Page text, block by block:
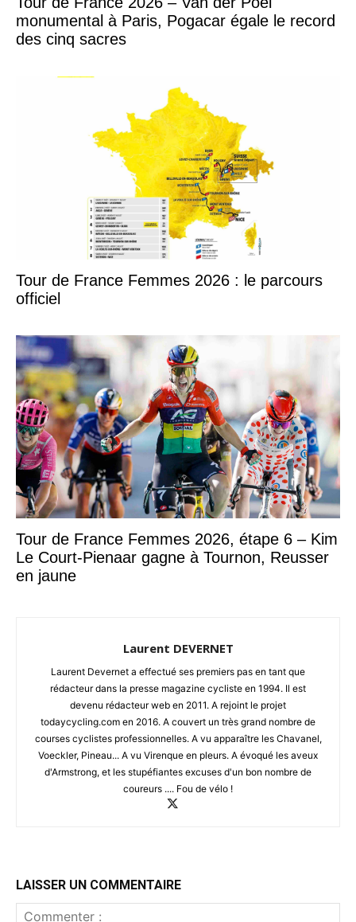
monumental à Paris, Pogacar égale le record
des cinq sacres
Tour de France Femmes 2026 : le parcours
officiel
Tour de France Femmes 2026, étape 6 – Kim
Le Court-Pienaar gagne à Tournon, Reusser
en jaune
Laurent DEVERNET
Laurent Devernet a effectué ses premiers pas en tant que
rédacteur dans la presse magazine cycliste en 1994. Il est
devenu rédacteur web en 2011. A rejoint le projet
todaycycling.com en 2016. A couvert un très grand nombre de
courses cyclistes professionnelles. A vu apparaître les Chavanel,
Voeckler, Pineau... A vu Virenque en pleurs. A évoqué les aveux
d'Armstrong, et les stupéfiantes excuses d'un bon nombre de
coureurs .... Fou de vélo !
LAISSER UN COMMENTAIRE